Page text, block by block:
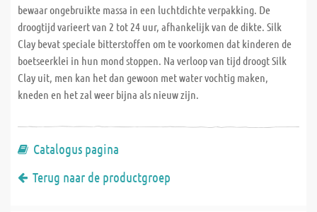
bewaar ongebruikte massa in een luchtdichte verpakking. De
droogtijd varieert van 2 tot 24 uur, afhankelijk van de dikte. Silk
Clay bevat speciale bitterstoffen om te voorkomen dat kinderen de
boetseerklei in hun mond stoppen. Na verloop van tijd droogt Silk
Clay uit, men kan het dan gewoon met water vochtig maken,
kneden en het zal weer bijna als nieuw zijn.
Catalogus pagina
Terug naar de productgroep